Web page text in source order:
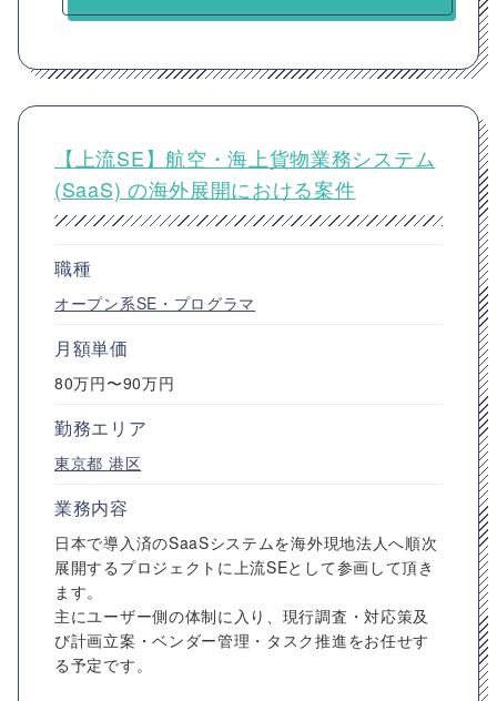
【上流SE】航空・海上貨物業務システム
(SaaS) の海外展開における案件
職種
オープン系SE・プログラマ
月額単価
80万円〜90万円
勤務エリア
東京都 港区
業務内容
日本で導入済のSaaSシステムを海外現地法人へ順次
展開するプロジェクトに上流SEとして参画して頂き
ます。
主にユーザー側の体制に入り、現行調査・対応策及
び計画立案・ベンダー管理・タスク推進をお任せす
る予定です。